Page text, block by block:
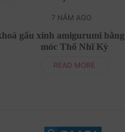
7 NĂM AGO
gấu xinh amigurumi
móc Thổ Nhĩ Kỳ
READ MORE